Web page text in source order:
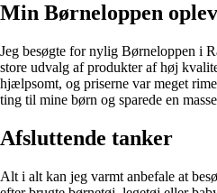
Min Børneloppen
Jeg besøgte for nylig Børneloppen i
store udvalg af produkter af høj
hjælpsomt, og priserne var meget
ting til mine børn og sparede en
Afsluttende tanker
Alt i alt kan jeg varmt anbefale at